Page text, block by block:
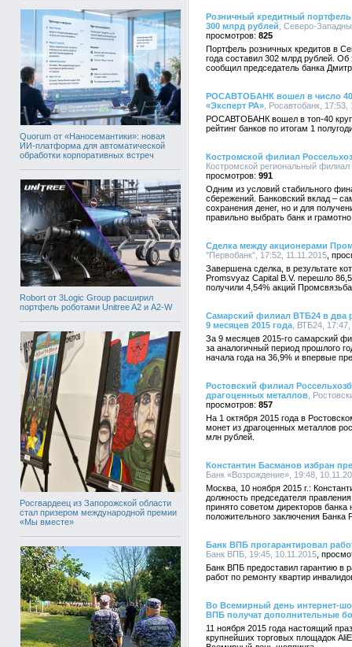
Quorum от «Наносемантики»: новая
ИИ-платформа для автоматической
обработки корпоративных встреч
Robort от 3Logic Group расширил
портфель роботами Unitree A2 и A2-W
Росгвардеец из Запорожской области
стал призером международной премии
«Мы вместе»
Розничный кредитный
300 млрд рублей , Северо-
825
Портфель розничных кредитов в
года составил 302 млрд рублей.
сообщил председатель банка
РОСАВТОБАНК вошел в число 40
«Эксперт РА» , Росавтобанк, 17:53,
РОСАВТОБАНК вошел в топ-40
рейтинг банков по итогам 1
Костромской филиал
Костромской региональный
991
Одним из условий стабильного
сбережений. Банковский вклад –
сохранения денег, но и для
правильно выбрать банк и
Сделка между акционерами
"Первобанк", 17:52, 11.11.2015
Завершена сделка, в результате
Promsvyaz Capital B.V. перешло
получили 4,54% акций
Самарский филиал ВТБ24 в два
9 месяцев 2015 года , ВТБ24,
За 9 месяцев 2015-го самарский
за аналогичный период прошлого
начала года на 36,9% и впервые
Ростовский филиал
драгоценных металлов ,
857
На 1 октября 2015 года в
монет из драгоценных металлов
млн рублей.
Константин Басманов избран
Банк «Возрождение», 19:48,
Москва, 10 ноября 2015 г.:
должность председателя
принято советом директоров
положительного заключения Банка
Банк ВПБ прогарантировал
Банк ВПБ, 19:45, 10.11.2015
Банк ВПБ предоставил гарантию в
работ по ремонту квартир
Во Всемирный день интернет-
ВПБ получат дополнительные
11 ноября 2015 года настоящий
крупнейших торговых площадок